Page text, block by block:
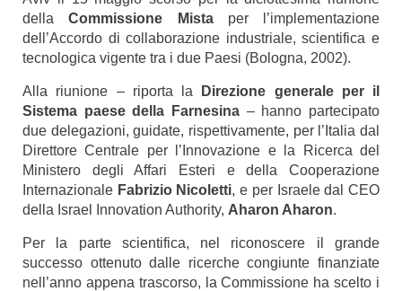
dellaCommissione Mista per l’implementazione
dell’Accordo di collaborazione industriale, scientifica e
tecnologica vigente tra i due Paesi (Bologna, 2002).
Alla riunione – riporta la
Direzione generale per il
Sistema paese della Farnesina – hanno partecipato
due delegazioni, guidate, rispettivamente, per l’Italia dal
Direttore Centrale per l’Innovazione e la Ricerca del
Ministero degli Affari Esteri e della Cooperazione
Internazionale Fabrizio Nicoletti, e per Israele dal CEO
della Israel Innovation Authority, Aharon Aharon.
Per la parte scientifica, nel riconoscere il grande
successo ottenuto dalle ricerche congiunte finanziate
nell’anno appena trascorso, la Commissione ha scelto i